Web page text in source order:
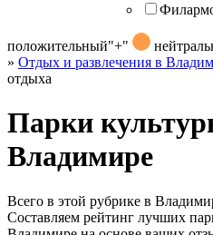
положительный"+"
» Отдых и развлечения в
отдыха
Парки
Владимире
Всего в этой рубрике в
Составляем рейтинг лучших